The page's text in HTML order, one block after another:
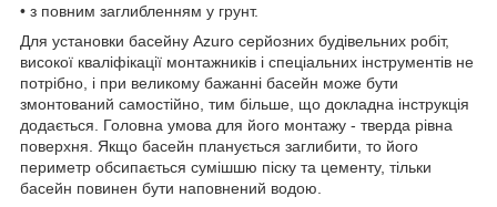
• з повним заглибленням у грунт.
Для установки басейну Azuro серйозних будівельних робіт,
високої кваліфікації монтажників і спеціальних інструментів не
потрібно, і при великому бажанні басейн може бути
змонтований самостійно, тим більше, що докладна інструкція
додається. Головна умова для його монтажу - тверда рівна
поверхня. Якщо басейн планується заглибити, то його
периметр обсипається сумішшю піску та цементу, тільки
басейн повинен бути наповнений водою.